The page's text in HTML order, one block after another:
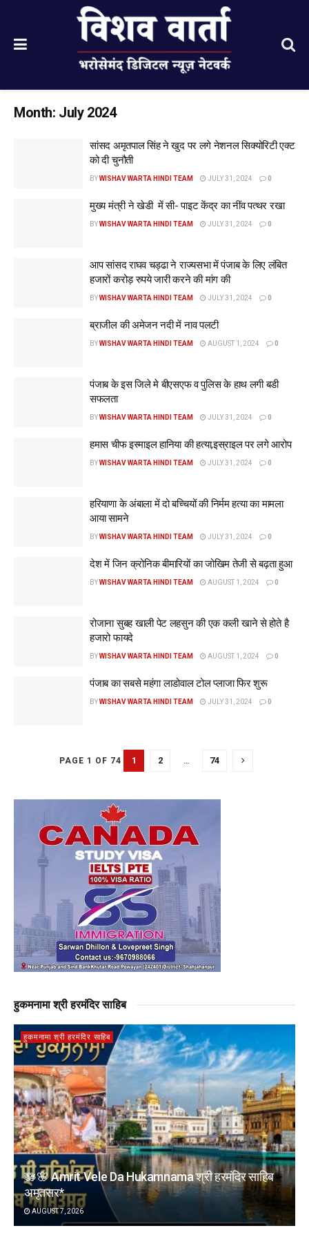
Month: July 2024
सांसद अमृतपाल सिंह ने खुद पर लगे नेशनल सिक्योरिटी एक्ट
को दी चुनौती
BYWISHAV WARTA HINDI TEAM JULY 31, 2024 0
मुख्य मंत्री ने खेडी में सी- पाइट केंद्र का नींव पत्थर रखा
BYWISHAV WARTA HINDI TEAM JULY 31, 2024 0
आप सांसद राघव चड्ढा ने राज्यसभा में पंजाब के लिए लंबित
हजारों करोड़ रुपये जारी करने की मांग की
BYWISHAV WARTA HINDI TEAM JULY 31, 2024 0
ब्राजील की अमेजन नदी में नाव पलटी
BYWISHAV WARTA HINDI TEAM AUGUST 1, 2024 0
पंजाब के इस जिले मे बीएसएफ व पुलिस के हाथ लगी बडी
सफलता
BYWISHAV WARTA HINDI TEAM JULY 31, 2024 0
हमास चीफ इस्माइल हानिया की हत्या,इस्राइल पर लगे आरोप
BYWISHAV WARTA HINDI TEAM JULY 31, 2024 0
हरियाणा के अंबाला में दो बच्चियों की निर्मम हत्या का मामला
आया सामने
BYWISHAV WARTA HINDI TEAM JULY 31, 2024 0
देश में जिन क्रोनिक बीमारियों का जोखिम तेजी से बढ़ता हुआ
BYWISHAV WARTA HINDI TEAM AUGUST 1, 2024 0
रोजाना सुबह खाली पेट लहसुन की एक कली खाने से होते है
हजारो फायदे
BYWISHAV WARTA HINDI TEAM AUGUST 1, 2024 0
पंजाब का सबसे महंगा लाडोवाल टोल प्लाजा फिर शुरू
BYWISHAV WARTA HINDI TEAM JULY 31, 2024 0
PAGE 1 OF 74 1 2 … 74
हुकमनामा श्री हरमंदिर साहिब
हुकमनामा श्री हरमंदिर साहिब
🪷🌸 Amrit Vele Da Hukamnama श्री हरमंदिर साहिब
अमृतसर*
AUGUST 7, 2026